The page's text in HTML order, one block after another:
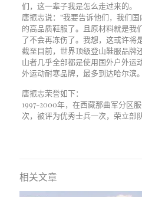
们，这一辈子我是怎么走过来的。
唐振志说：“我要告诉他们，我们
的高品质鞋服了。且原材料就是我
了不会再冻伤了。我想，这或许将
截至目前，世界顶级登山鞋服品牌
山者几乎全部都是使用国外户外运
外运动耐寒品牌，最多到达哈尔滨
唐振志荣誉如下：
1997-2000年，在西藏那曲军分区
次，被评为优秀士兵一次，荣立部
相关文章